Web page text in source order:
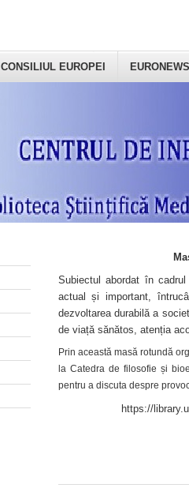
CONSILIUL EUROPEI EURONEWS
Subiectul abordat în
actual și important,
dezvoltarea durabilă a
de viață sănătos, atenția
Prin această masă rotundă
la Catedra de filosofie și
pentru a discuta despre
https://